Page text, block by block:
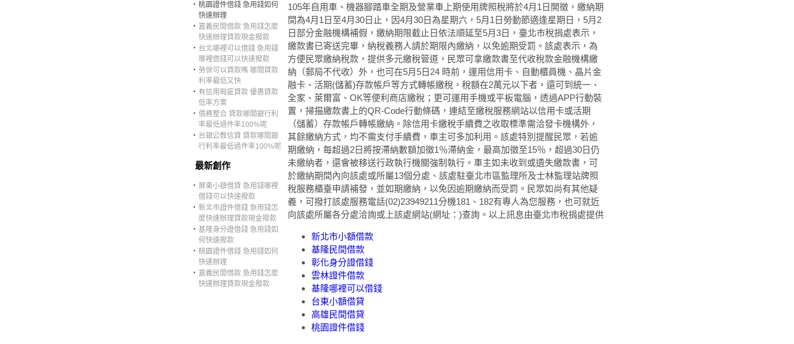
‧ 桃園證件借錢 急用錢如何
快速辦理
‧ 嘉義民間借款 急用錢怎麼
快速辦理貸款現金撥款
‧ 台北哪裡可以借錢 急用錢
哪裡借錢可以快速撥款
‧ 勞保可以貸款嗎 哪間貸款
利率最低又快
‧ 有信用瑕疵貸款 優惠貸款
低率方案
‧ 債務整合 貸款哪間銀行利
率最低過件率100%呢
‧ 台銀公教信貸 貸款哪間銀
行利率最低過件率100%呢
最新創作
‧ 屏東小額借貸 急用錢哪裡
借錢可以快速撥款
‧ 新北市證件借錢 急用錢怎
麼快速辦理貸款現金撥款
‧ 基隆身分證借錢 急用錢如
何快速撥款
‧ 桃園證件借錢 急用錢如何
快速辦理
‧ 嘉義民間借款 急用錢怎麼
快速辦理貸款現金撥款
105年自用車、機器腳踏車全期及營業車上期使用牌照稅將於4月1日開徵，繳納期
間為4月1日至4月30日止，因4月30日為星期六，5月1日勞動節適逢星期日，5月2
日部分金融機構補假，繳納期限截止日依法順延至5月3日，臺北市稅捐處表示，
繳款書已寄送完畢，納稅義務人請於期限內繳納，以免逾期受罰。該處表示，為
方便民眾繳納稅款，提供多元繳稅管道，民眾可拿繳款書至代收稅款金融機構繳
納（郵局不代收）外，也可在5月5日24 時前，運用信用卡、自動櫃員機、晶片金
融卡、活期(儲蓄)存款帳戶等方式轉帳繳稅，稅額在2萬元以下者，還可到統一、
全家、萊爾富、OK等便利商店繳稅；更可運用手機或平板電腦，透過APP行動裝
置，掃描繳款書上的QR-Code行動條碼，連結至繳稅服務網站以信用卡或活期
（儲蓄）存款帳戶轉帳繳納。除信用卡繳稅手續費之收取標準需洽發卡機構外，
其餘繳納方式，均不需支付手續費，車主可多加利用。該處特別提醒民眾，若逾
期繳納，每超過2日將按滯納數額加徵1％滯納金，最高加徵至15％，超過30日仍
未繳納者，還會被移送行政執行機關強制執行。車主如未收到或遺失繳款書，可
於繳納期間內向該處或所屬13個分處、該處駐臺北市區監理所及士林監理站牌照
稅服務櫃臺申請補發，並如期繳納，以免因逾期繳納而受罰。民眾如尚有其他疑
義，可撥打該處服務電話(02)23949211分機181、182有專人為您服務，也可就近
向該處所屬各分處洽詢或上該處網站(網址：)查詢。以上訊息由臺北市稅捐處提供
新北市小額借款
基隆民間借款
彰化身分證借錢
雲林證件借款
基隆哪裡可以借錢
台東小額借貸
高雄民間借貸
桃園證件借錢